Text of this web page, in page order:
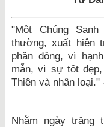
"Một Chúng
thường, xuất hiện
phần đông, vì
mẫn, vì sự tốt
Thiên và nhân loại."
Nhằm ngày trăng